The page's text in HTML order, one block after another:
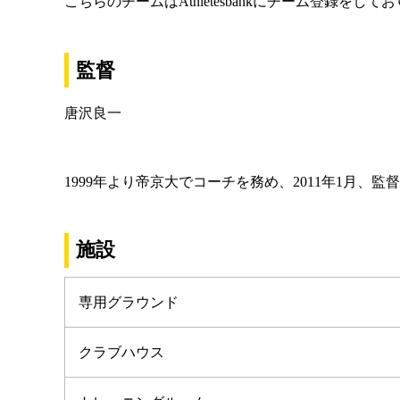
監督
唐沢良一
1999年より帝京大でコーチを務め、2011年1月、監
施設
専用グラウンド
クラブハウス